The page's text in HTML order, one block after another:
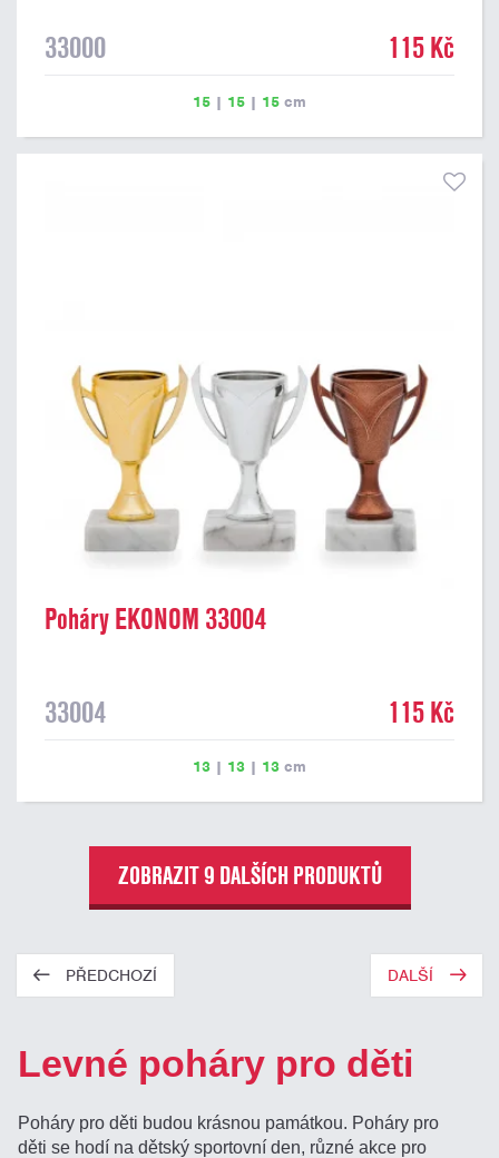
33000 115 Kč
15 | 15 | 15 cm
Poháry EKONOM 33004
33004 115 Kč
13 | 13 | 13 cm
ZOBRAZIT 9 DALŠÍCH PRODUKTŮ
PŘEDCHOZÍ DALŠÍ
Levné poháry pro děti
Poháry pro děti budou krásnou památkou. Poháry pro
děti se hodí na dětský sportovní den, různé akce pro